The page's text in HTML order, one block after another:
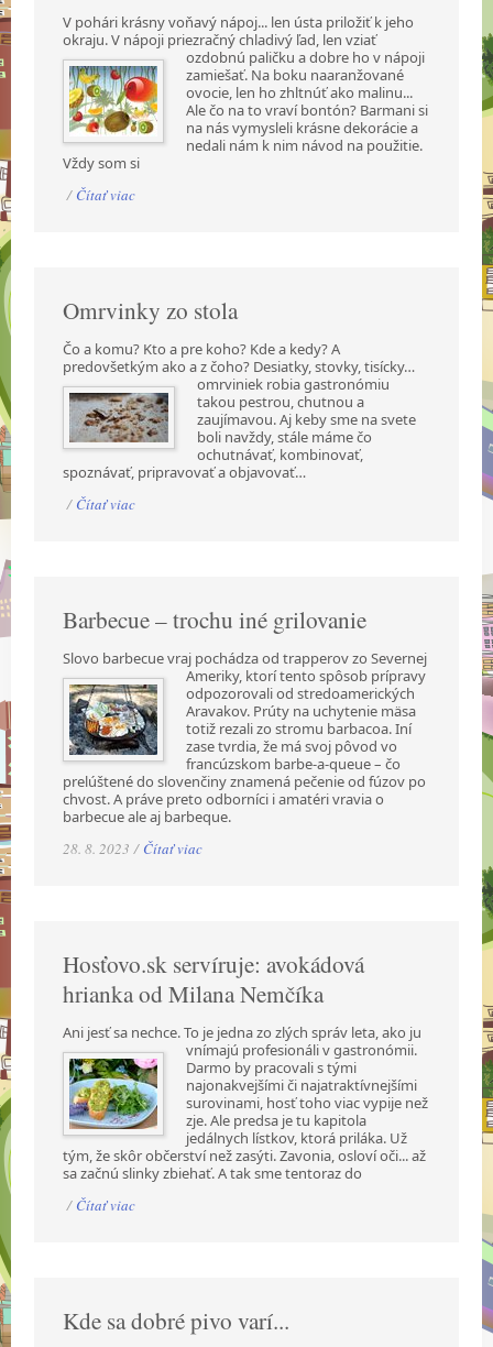
V pohári krásny voňavý nápoj... len ústa priložiť k jeho
okraju. V nápoji priezračný chladivý ľad, len vziať
ozdobnú paličku a dobre ho v nápoji
zamiešať. Na boku naaranžované
ovocie, len ho zhltnúť ako malinu...
Ale čo na to vraví bontón? Barmani si
na nás vymysleli krásne dekorácie a
nedali nám k nim návod na použitie.
Vždy som si
/ Čítať viac
Omrvinky zo stola
Čo a komu? Kto a pre koho? Kde a kedy? A
predovšetkým ako a z čoho? Desiatky, stovky,tisícky…
omrviniek robia gastronómiu
takou pestrou, chutnou a
zaujímavou. Aj keby sme na svete
boli navždy, stále máme čo
ochutnávať, kombinovať,
spoznávať, pripravovať a objavovať…
/ Čítať viac
Barbecue – trochu iné grilovanie
Slovo barbecue vraj pochádza od trapperov zo Severnej
Ameriky, ktorí tento spôsob prípravy
odpozorovali od stredoamerických
Aravakov. Prúty na uchytenie mäsa
totiž rezali zo stromu barbacoa. Iní
zase tvrdia, že má svoj pôvod vo
francúzskom barbe-a-queue – čo
prelúštené do slovenčiny znamená pečenie od fúzov po
chvost. A práve preto odborníci i amatéri vravia o
barbecue ale aj barbeque.
28. 8. 2023 / Čítať viac
Hosťovo.sk servíruje: avokádová
hrianka od Milana Nemčíka
Ani jesť sa nechce. To je jedna zo zlých správ leta, ako ju
vnímajú profesionáli v gastronómii.
Darmo by pracovali s tými
najonakvejšími či najatraktívnejšími
surovinami, hosť toho viac vypije než
zje. Ale predsa je tu kapitola
jedálnych lístkov, ktorá priláka. Už
tým, že skôr občerství než zasýti. Zavonia, osloví oči... až
sa začnú slinky zbiehať. A tak sme tentoraz do
/ Čítať viac
Kde sa dobré pivo varí...